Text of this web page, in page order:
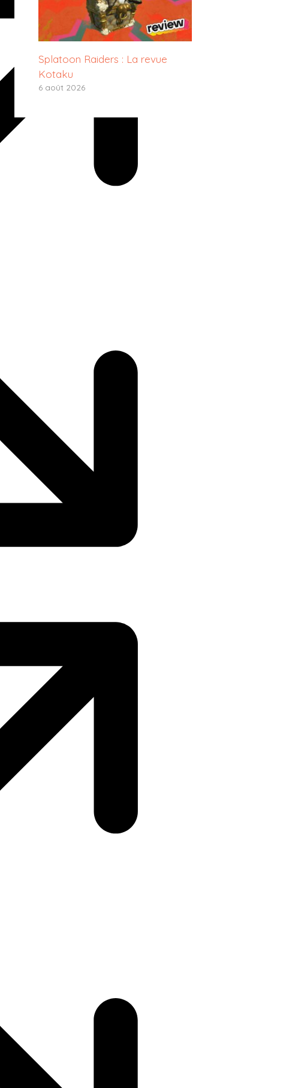
Splatoon Raiders : La revue
Kotaku
6 août 2026